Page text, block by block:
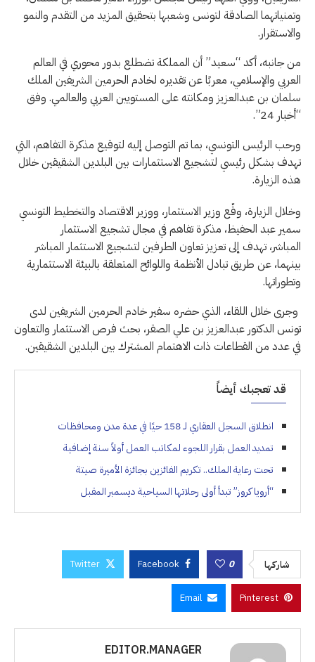
وتمنياتهما الصادقة لتونس وشعبها بتحقيق المزيد من التقدم والنمو
والاستقرار.
من جانبه، أكد “سعيد” أن المملكة تضطلع بدور محوري في العالم
العربي والإسلامي، معربًا عن تقديره لخادم الحرمين الشريفين الملك
سلمان بن عبدالعزيز ومكانته على المستويين العربي والعالمي. وفق
“أخبار 24”.
ورحب الرئيس التونسي، بما تم التوصل إليه لتوقيع مذكرة التفاهم، التي
تهدف بشكل رئيسي لتشجيع الاستثمارات بين البلدين الشقيقين خلال
هذه الزيارة.
وخلال الزيارة، وقّع وزير الاستثمار، ووزير الاقتصاد والتخطيط التونسي
سمير عبد الحفيظ، مذكرة تفاهم في مجال تشجيع الاستثمار
المباشر، تهدف إلى تعزيز تعاون الطرفين لتشجيع الاستثمار المباشر
بينهما، عن طريق تبادل الأنظمة واللوائح المتعلقة بالبيئة الاستثمارية
وتطوراتها.
وجرى خلال اللقاء، الذي حضره سفير خادم الحرمين الشريفين لدى
تونس الدكتور عبدالعزيز بن علي الصقر، بحث فرص الاستثمار والتعاون
في عدد من القطاعات ذات الاهتمام المشترك بين البلدين الشقيقين.
قد تعجبك أيضاً
انطلاق السجل العقاري لـ 158 حيًا في عدة مدن ومحافظات
تمديد العمل بقرار اللجوء لمكاتب العمل أولاً سنة إضافية
تحت رعاية الملك.. تكريم الفائزين بجائزة الأميرة صيتة
“أرويا كروز” تبدأ أولى رحلاتها السياحية ديسمبر المقبل
شاركها 0
Facebook
Twitter
Pinterest
Email
EDITOR.MANAGER